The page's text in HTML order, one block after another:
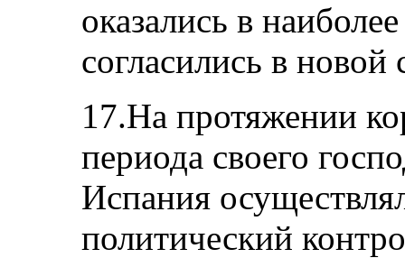
оказались в
согласились в новой
17.На протяжении
периода своего
Испания
политический